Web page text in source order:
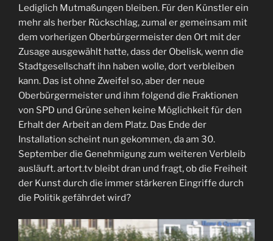
Lediglich Mutmaßungen bleiben. Für den Künstler ein
mehr als herber Rückschlag, zumal er gemeinsam mit
dem vorherigen Oberbürgermeister den Ort mit der
Zusage ausgewählt hatte, dass der Obelisk, wenn die
Stadtgesellschaft ihn haben wolle, dort verbleiben
kann. Das ist ohne Zweifel so, aber der neue
Oberbürgermeister und ihm folgend die Fraktionen
von SPD und Grüne sehen keine Möglichkeit für den
Erhalt der Arbeit an dem Platz. Das Ende der
Installation scheint nun gekommen, da am 30.
September die Genehmigung zum weiteren Verbleib
ausläuft. artort.tv bleibt dran und fragt, ob die Freiheit
der Kunst durch die immer stärkeren Eingriffe durch
die Politik gefährdet wird?